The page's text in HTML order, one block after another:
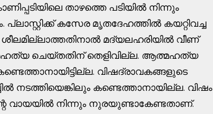
താഴത്തെ പടിയിൽ നിന്നും
കസേര മൃതദേഹത്തിൽ കയറ്റിവച്ച
മദ്യലഹരിയിൽ വീണ്
ചെയ്തതിന് തെളിവില്ല. ആത്മഹത്യ
വിഷദ്രാവകങ്ങളുടെ
നടത്തിയെങ്കിലും കണ്ടെത്താനായില്ല. വിഷം
വായയിൽ നിന്നും നുരയുണ്ടാകേണ്ടതാണ്.